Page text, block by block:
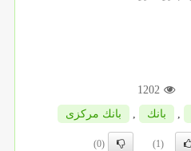
1202
, بانك , بانك مركزی
(1)
(0)